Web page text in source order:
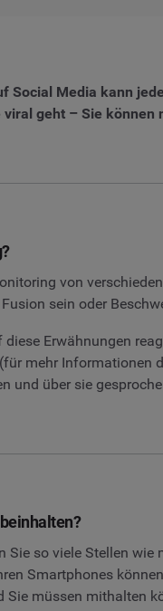
Social Media kann
geht – Sie
von
sein oder
Erwähnungen
mehr Informationen
und über sie
Sie so viele Stellen
Smartphones
Sie müssen mithalten